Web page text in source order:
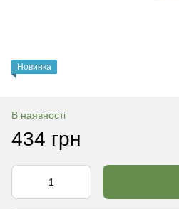
Новинка
В наявності
434 грн